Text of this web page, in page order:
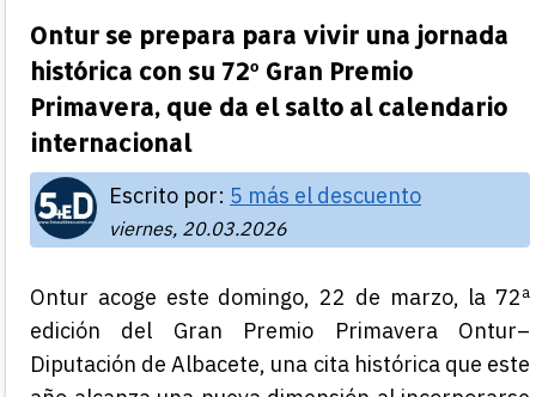
Ontur se prepara para vivir una jornada
histórica con su 72º Gran Premio
Primavera, que da el salto al calendario
internacional
Escrito por: 5 más el descuento
viernes, 20.03.2026
Ontur acoge este domingo, 22 de marzo, la 72ª
edición del Gran Premio Primavera Ontur–
Diputación de Albacete, una cita histórica que este